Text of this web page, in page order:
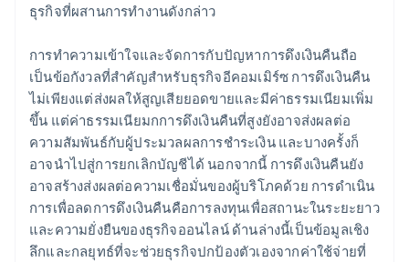
ธุรกิจที่ผสานการทำงานดังกล่าว
การทําความเข้าใจและจัดการกับปัญหาการดึงเงินคืนถือ
เป็นข้อกังวลที่สําคัญสําหรับธุรกิจอีคอมเมิร์ซ การดึงเงินคืน
ไม่เพียงแต่ส่งผลให้สูญเสียยอดขายและมีค่าธรรมเนียมเพิ่ม
ขึ้น แต่ค่าธรรมเนียมกการดึงเงินคืนที่สูงยังอาจส่งผลต่อ
ความสัมพันธ์กับผู้ประมวลผลการชำระเงิน และบางครั้งก็
อาจนำไปสู่การยกเลิกบัญชีได้ นอกจากนี้ การดึงเงินคืนยัง
อาจสร้างส่งผลต่อความเชื่อมั่นของผู้บริโภคด้วย การดําเนิน
การเพื่อลดการดึงเงินคืนคือการลงทุนเพื่อสถานะในระยะยาว
และความยั่งยืนของธุรกิจออนไลน์ ด้านล่างนี้เป็นข้อมูลเชิง
ลึกและกลยุทธ์ที่จะช่วยธุรกิจปกป้องตัวเองจากค่าใช้จ่ายที่